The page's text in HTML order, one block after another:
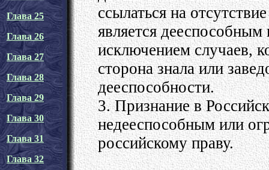
Глава 25
Глава 26
Глава 27
Глава 28
Глава 29
Глава 30
Глава 31
Глава 32
ссылаться на
является
исключением случаев,
сторона знала или
дееспособности.
3. Признание в
недееспособным или
российскому праву.